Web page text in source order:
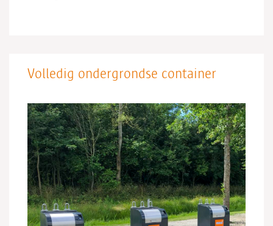
Volledig ondergrondse container